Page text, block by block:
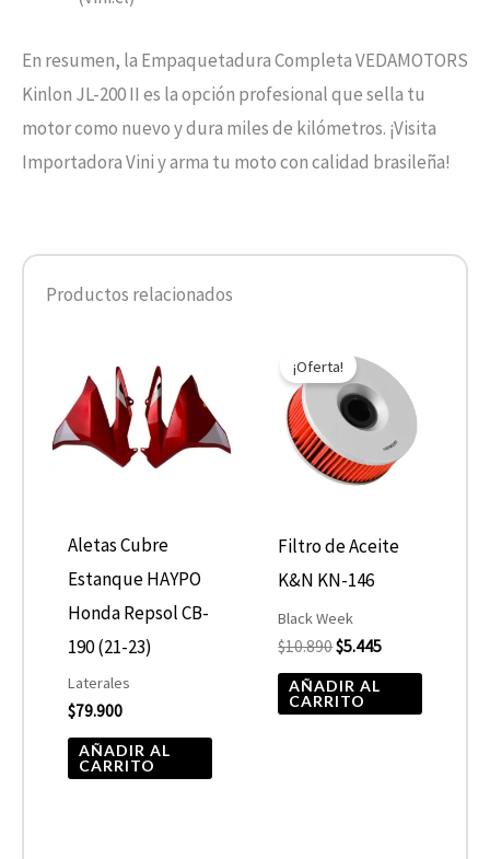
En resumen, la Empaquetadura Completa VEDAMOTORS
Kinlon JL-200 II es la opción profesional que sella tu
motor como nuevo y dura miles de kilómetros. ¡Visita
Importadora Vini y arma tu moto con calidad brasileña!
Productos relacionados
Aletas Cubre
Estanque HAYPO
Honda Repsol CB-
190 (21-23)
Laterales
$79.900
AÑADIR AL
CARRITO
¡Oferta!
Filtro de Aceite
K&N KN-146
Black Week
$10.890
precio
original
era:
$10.890.
$5.445
actual
es:
$5.445.
AÑADIR AL
CARRITO